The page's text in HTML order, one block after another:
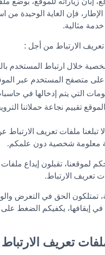
فإن الغاية الوحيدة من
مثالية.
الارتباط من أجل :
خلال ارتباط المستخدم
متصفح المستخدم عبر
التي يتم إدخالها في
تقييم نجاعة حملاتنا
تبلغنا ملفات تعريف
معلومة شخصية دون علمكم.
لموقعنا، تقبلون إيداع
تعريف الارتباط.
تمتلكون الحق في التعرض
في إيقافها، يكفيكم الضغط
تعريف